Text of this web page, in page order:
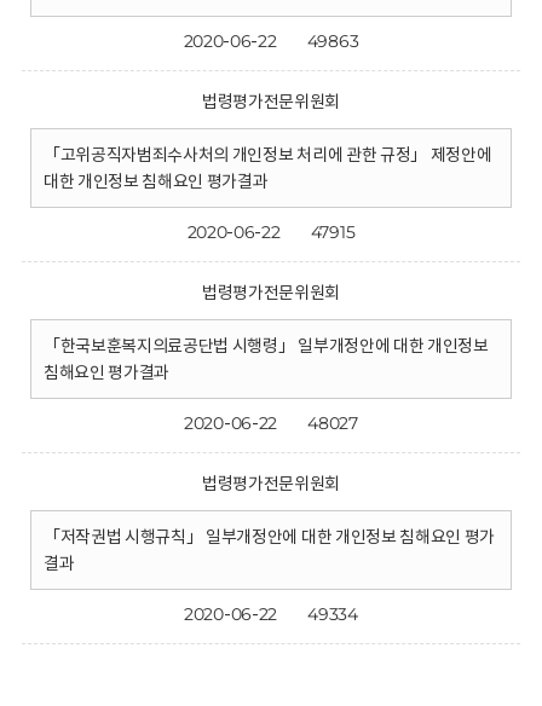
2020-06-22 49863
법령평가전문위원회
「고위공직자범죄수사처의 개인정보 처리에 관한 규정」 제정안에
대한 개인정보 침해요인 평가결과
2020-06-22 47915
법령평가전문위원회
「한국보훈복지의료공단법 시행령」 일부개정안에 대한 개인정보
침해요인 평가결과
2020-06-22 48027
법령평가전문위원회
「저작권법 시행규칙」 일부개정안에 대한 개인정보 침해요인 평가
결과
2020-06-22 49334